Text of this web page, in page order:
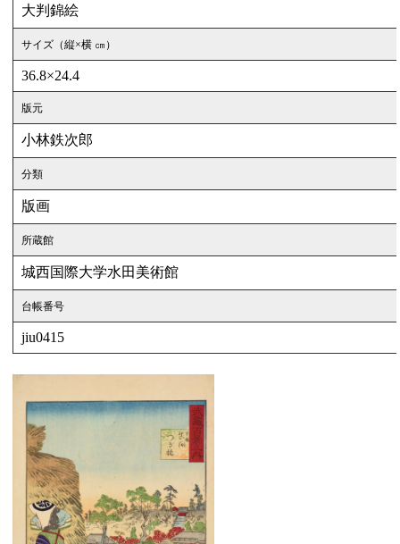
大判錦絵
サイズ（縦×横 ㎝）
36.8×24.4
版元
小林鉄次郎
分類
版画
所蔵館
城西国際大学水田美術館
台帳番号
jiu0415